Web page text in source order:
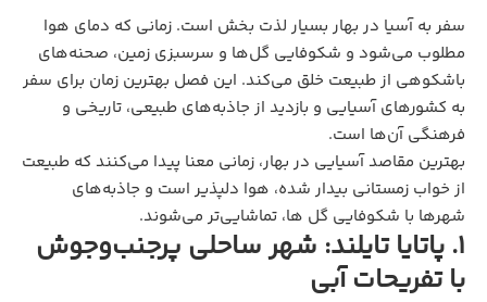
سفر به آسیا در بهار بسیار لذت بخش است. زمانی که دمای هوا
مطلوب می‌شود و شکوفایی گل‌ها و سرسبزی زمین، صحنه‌های
باشکوهی از طبیعت خلق می‌کند. این فصل بهترین زمان برای سفر
به کشورهای آسیایی و بازدید از جاذبه‌های طبیعی، تاریخی و
فرهنگی آن‌ها است.
بهترین مقاصد آسیایی در بهار، زمانی معنا پیدا می‌کنند که طبیعت
از خواب زمستانی بیدار شده، هوا دلپذیر است و جاذبه‌های
شهرها با شکوفایی گل ها، تماشایی‌تر می‌شوند.
1. پاتایا تایلند: شهر ساحلی پرجنب‌وجوش
با تفریحات آبی